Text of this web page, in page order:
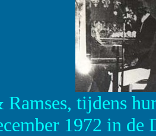
tijdens
1972 in de